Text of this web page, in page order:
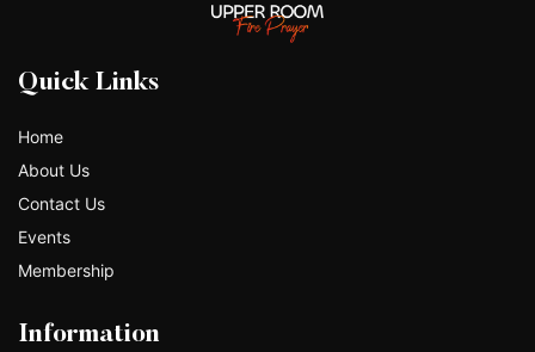
Quick Links
Home
About Us
Contact Us
Events
Membership
Information